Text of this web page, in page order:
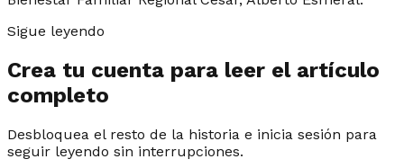
Sigue leyendo
Crea tu cuenta para leer el artículo
completo
Desbloquea el resto de la historia e inicia sesión para
seguir leyendo sin interrupciones.